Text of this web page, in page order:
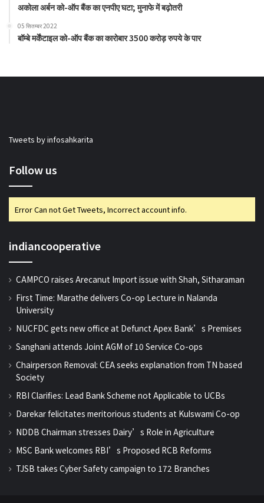
अकोला अर्बन को-ऑप बैंक का एनपीए घटा; मुनाफे में बढ़ोतरी
05 सितम्बर 2022
बॉम्बे मर्केंटाइल को-ऑप बैंक का कारोबार 3500 करोड़ रुपये के पार
Tweets by infosahkarita
Follow us
Error Can not Get Tweets, Incorrect account info.
indiancooperative
CAMPCO raises Arecanut Import issue with Shah, Sitharaman
First Time: Marathe delivers Co-op Lecture in Nalanda
University
NUCFDC gets new office at Defunct Apex Bank’s Premises
Sanghani attends Joint AGM of 10 Service Co-ops
Chairperson Removal: CEA seeks explanation from TN based
Society
RBI Clarifies: Lead Bank Scheme not Applicable to UCBs
Darekar felicitates meritorious students at Kulswami Co-op
NDDB Chairman stresses Dairy’s Role in Agriculture
MSC Bank welcomes RBI’s Proposed RCB Reforms
TJSB takes Cyber Safety campaign to 172 Branches